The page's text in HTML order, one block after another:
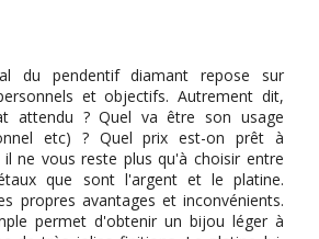
du pendentif diamant repose sur
et objectifs. Autrement dit,
attendu ? Quel va être son usage
etc) ? Quel prix est-on prêt à
ne vous reste plus qu'à choisir entre
que sont l'argent et le platine.
propres avantages et inconvénients.
permet d'obtenir un bijou léger à